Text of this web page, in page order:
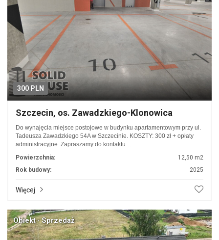
300 PLN
Szczecin, os. Zawadzkiego-Klonowica
Do wynajęcia miejsce postojowe w budynku apartamentowym przy ul.
Tadeusza Zawadzkiego 54A w Szczecinie. KOSZTY: 300 zł + opłaty
administracyjne. Zapraszamy do kontaktu…
Powierzchnia:
12,50 m2
Rok budowy:
2025
Więcej
Obiekt · Sprzedaż